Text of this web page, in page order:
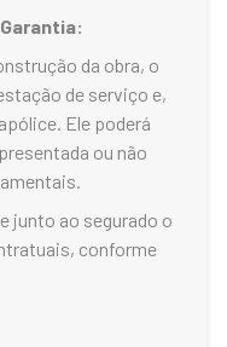
da obra, o
de serviço e,
Ele poderá
ou não
junto ao segurado o
conforme